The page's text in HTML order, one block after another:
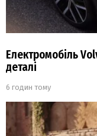
Електромобіль
деталі
6 годин тому